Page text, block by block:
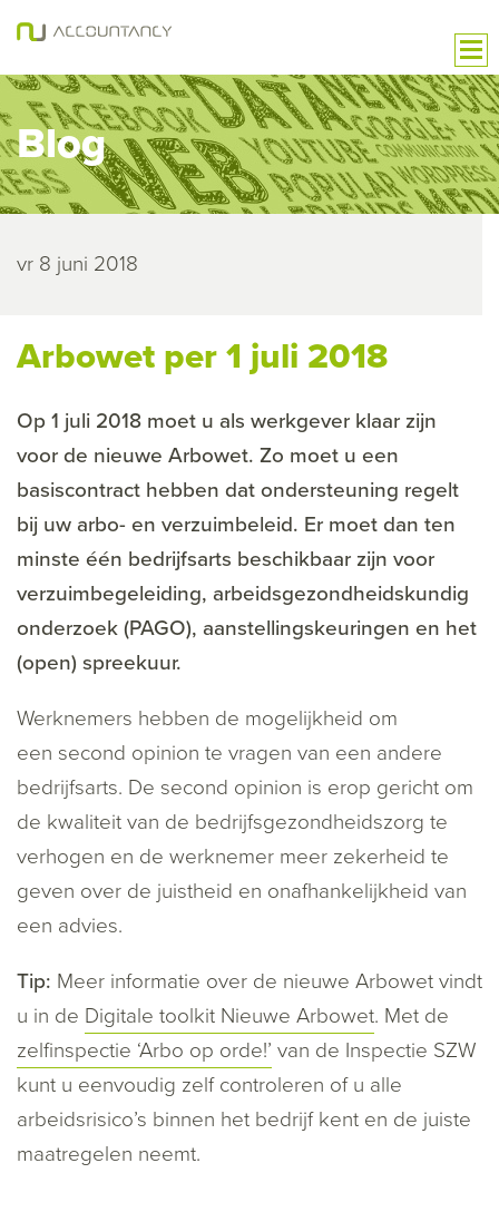
Blog
vr 8 juni 2018
Arbowet per 1 juli 2018
Op 1 juli 2018 moet u als werkgever klaar zijn
voor de nieuwe Arbowet. Zo moet u een
basiscontract hebben dat ondersteuning regelt
bij uw arbo- en verzuimbeleid. Er moet dan ten
minste één bedrijfsarts beschikbaar zijn voor
verzuimbegeleiding, arbeidsgezondheidskundig
onderzoek (PAGO), aanstellingskeuringen en het
(open) spreekuur.
Werknemers hebben de mogelijkheid om
een second opinion te vragen van een andere
bedrijfsarts. De second opinion is erop gericht om
de kwaliteit van de bedrijfsgezondheidszorg te
verhogen en de werknemer meer zekerheid te
geven over de juistheid en onafhankelijkheid van
een advies.
Tip: Meer informatie over de nieuwe Arbowet vindt
u in de Digitale toolkit Nieuwe Arbowet. Met de
zelfinspectie ‘Arbo op orde!’ van de Inspectie SZW
kunt u eenvoudig zelf controleren of u alle
arbeidsrisico’s binnen het bedrijf kent en de juiste
maatregelen neemt.